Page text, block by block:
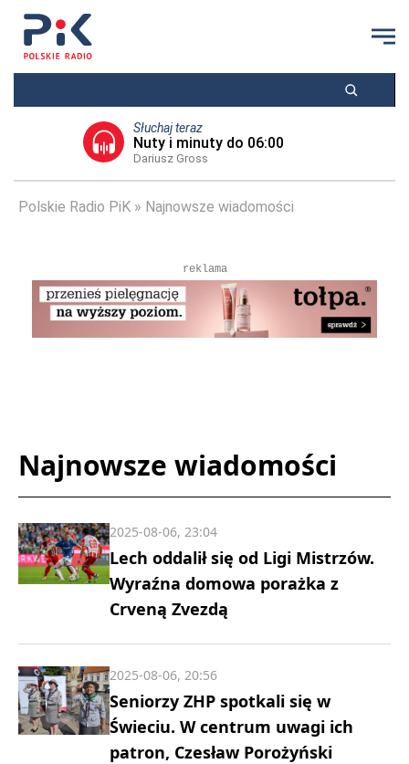
Słuchaj teraz
Nuty i minuty do 06:00
Dariusz Gross
Polskie Radio PiK Najnowsze wiadomości
reklama
Najnowsze wiadomości
Lech oddalił się od Ligi Mistrzów.
Wyraźna domowa porażka z
Crveną Zvezdą
2025-08-06, 23:04
Seniorzy ZHP spotkali się w
Świeciu. W centrum uwagi ich
patron, Czesław Porożyński
2025-08-06, 20:56